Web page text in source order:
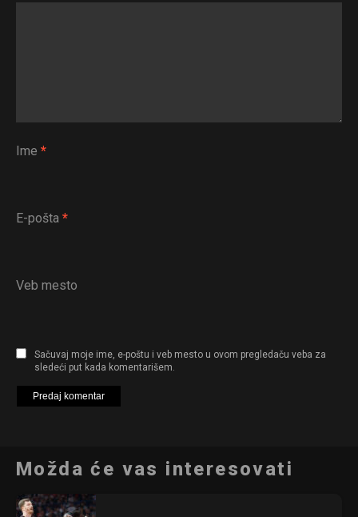
Ime *
E-pošta *
Veb mesto
Sačuvaj moje ime, e-poštu i veb mesto u ovom pregledaču veba za
sledeći put kada komentarišem.
Možda će vas interesovati